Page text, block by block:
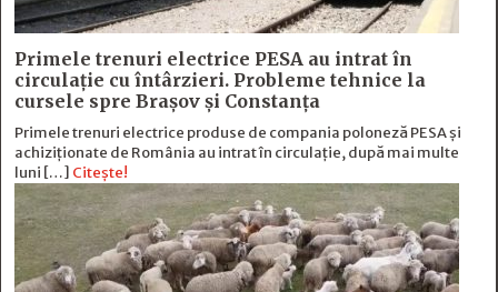
Primele trenuri electrice PESA au intrat în
circulație cu întârzieri. Probleme tehnice la
cursele spre Brașov și Constanța
Primele trenuri electrice produse de compania poloneză PESA și
achiziționate de România au intrat în circulație, după mai multe
luni […] Citește!